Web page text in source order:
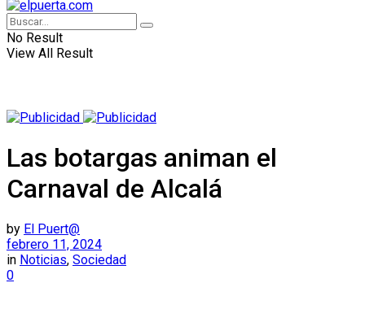
No Result
View All Result
Las botargas animan el
Carnaval de Alcalá
by El Puert@
febrero 11, 2024
in Noticias, Sociedad
0